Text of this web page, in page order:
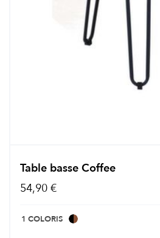
Table basse Coffee
54,90 €
1 COLORIS